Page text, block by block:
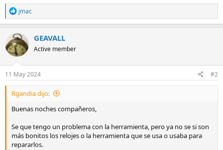
R
e
a
c
t
o
n
s
jmac
GEAVALL
Active member
11 May 2024 #2
Rgandia dijo:
Buenas noches compañeros,
Se que tengo un problema con la herramienta, pero ya no se si son
más bonitos los relojes o la herramienta que se usa o usaba para
repararlos.